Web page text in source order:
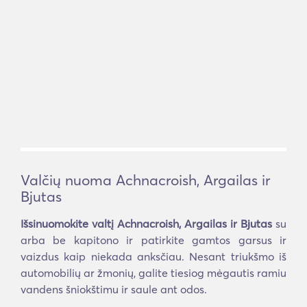
Valčių nuoma Achnacroish, Argailas ir
Bjutas
Išsinuomokite valtį Achnacroish, Argailas ir Bjutas su
arba be kapitono ir patirkite gamtos garsus ir
vaizdus kaip niekada anksčiau. Nesant triukšmo iš
automobilių ar žmonių, galite tiesiog mėgautis ramiu
vandens šniokštimu ir saule ant odos.